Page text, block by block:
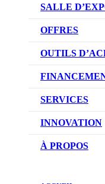
SALLE
OFFRES
OFFRES
OUTILS
NOTRE
SERVICES
NOTRE
PRENDRE
INNOVATION
À PROPOS